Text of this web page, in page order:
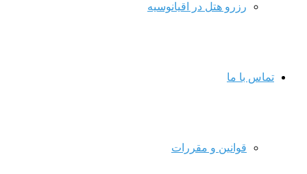
رزرو هتل در اقیانوسیه
تماس با ما
قوانین و مقررات